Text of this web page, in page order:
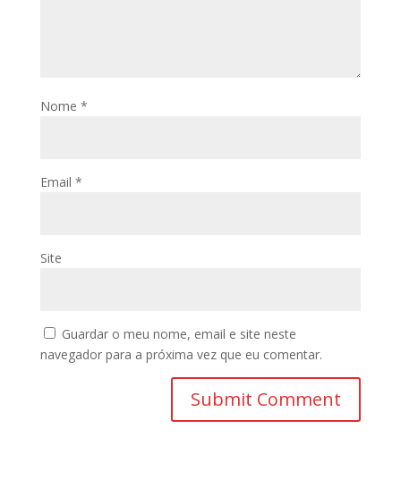
Nome *
Email *
Site
Guardar o meu nome, email e site neste
navegador para a próxima vez que eu comentar.